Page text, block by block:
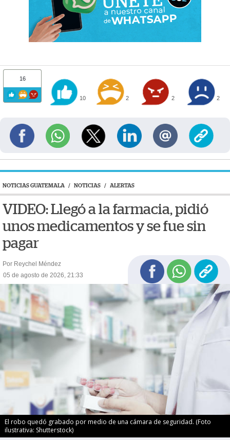
16
10 2 2 2
NOTICIAS GUATEMALA / NOTICIAS / ALERTAS
VIDEO: Llegó a la farmacia, pidió
unos medicamentos y se fue sin
pagar
Por Reychel Méndez
05 de agosto de 2026, 21:33
El robo quedó grabado por medio de una cámara de seguridad. (Foto
ilustrativa: Shutterstock)